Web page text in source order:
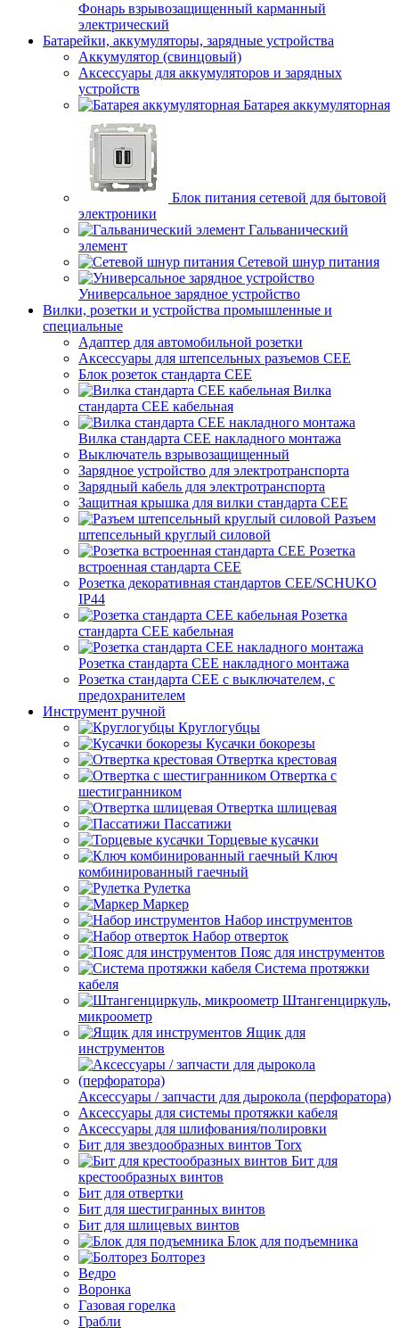
Фонарь взрывозащищенный карманный
электрический
Батарейки, аккумуляторы, зарядные устройства
Аккумулятор (свинцовый)
Аксессуары для аккумуляторов и зарядных
устройств
Батарея аккумуляторная
Блок питания сетевой для бытовой
электроники
Гальванический
элемент
Сетевой шнур питания
Универсальное зарядное устройство
Вилки, розетки и устройства промышленные и
специальные
Адаптер для автомобильной розетки
Аксессуары для штепсельных разъемов CEE
Блок розеток стандарта CEE
Вилка
стандарта CEE кабельная
Вилка стандарта CEE накладного монтажа
Выключатель взрывозащищенный
Зарядное устройство для электротранспорта
Зарядный кабель для электротранспорта
Защитная крышка для вилки стандарта CEE
Разъем
штепсельный круглый силовой
Розетка
встроенная стандарта CEE
Розетка декоративная стандартов CEE/SCHUKO
IP44
Розетка
стандарта СЕЕ кабельная
Розетка стандарта СЕЕ накладного монтажа
Розетка стандарта СЕЕ с выключателем, с
предохранителем
Инструмент ручной
Круглогубцы
Кусачки бокорезы
Отвертка крестовая
Отвертка с
шестигранником
Отвертка шлицевая
Пассатижи
Торцевые кусачки
Ключ
комбинированный гаечный
Рулетка
Маркер
Набор инструментов
Набор отверток
Пояс для инструментов
Система протяжки
кабеля
Штангенциркуль,
микроометр
Ящик для
инструментов
Аксессуары / запчасти для дырокола (перфоратора)
Аксессуары для системы протяжки кабеля
Аксессуары для шлифования/полировки
Бит для звездообразных винтов Torx
Бит для
крестообразных винтов
Бит для отвертки
Бит для шестигранных винтов
Бит для шлицевых винтов
Блок для подъемника
Болторез
Ведро
Воронка
Газовая горелка
Грабли